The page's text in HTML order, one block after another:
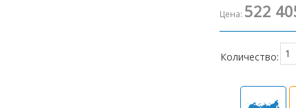
Цена: 522
Количество: